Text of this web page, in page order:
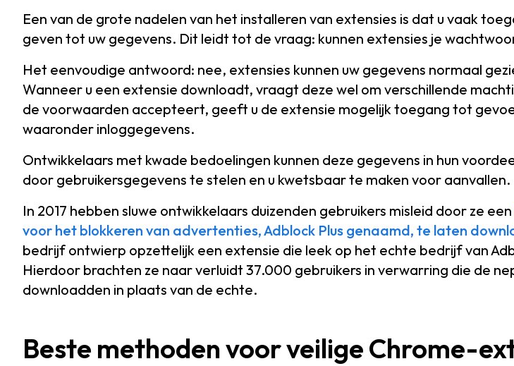
Een van de grote nadelen van het installeren van extensies is dat u vaak
geven tot uw gegevens. Dit leidt tot de vraag: kunnen extensies je
Het eenvoudige antwoord: nee, extensies kunnen uw gegevens normaal
Wanneer u een extensie downloadt, vraagt deze wel om verschillende
de voorwaarden accepteert, geeft u de extensie mogelijk toegang tot
waaronder inloggegevens.
Ontwikkelaars met kwade bedoelingen kunnen deze gegevens in hun
door gebruikersgegevens te stelen en u kwetsbaar te maken voor aanvallen.
In 2017 hebben sluwe ontwikkelaars duizenden gebruikers misleid door ze een
voor het blokkeren van advertenties, Adblock Plus genaamd, te laten
bedrijf ontwierp opzettelijk een extensie die leek op het echte bedrijf van
Hierdoor brachten ze naar verluidt 37.000 gebruikers in verwarring die de
downloadden in plaats van de echte.
Beste methoden voor veilige Chrome-